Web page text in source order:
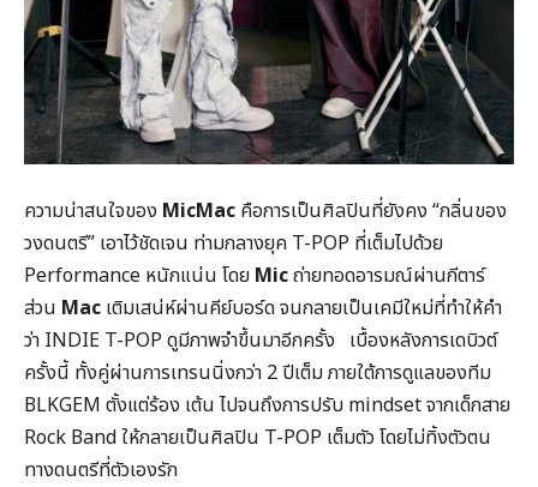
ความน่าสนใจของ MicMac คือการเป็นศิลปินที่ยังคง “กลิ่นของ
วงดนตรี” เอาไว้ชัดเจน ท่ามกลางยุค T-POP ที่เต็มไปด้วย
Performance หนักแน่น โดย Micถ่ายทอดอารมณ์ผ่านกีตาร์
ส่วน Mac เติมเสน่ห์ผ่านคีย์บอร์ด จนกลายเป็นเคมีใหม่ที่ทำให้คำ
ว่า INDIE T-POP ดูมีภาพจำขึ้นมาอีกครั้ง เบื้องหลังการเดบิวต์
ครั้งนี้ ทั้งคู่ผ่านการเทรนนิ่งกว่า 2 ปีเต็ม ภายใต้การดูแลของทีม
BLKGEM ตั้งแต่ร้อง เต้น ไปจนถึงการปรับ mindset จากเด็กสาย
Rock Band ให้กลายเป็นศิลปิน T-POP เต็มตัว โดยไม่ทิ้งตัวตน
ทางดนตรีที่ตัวเองรัก